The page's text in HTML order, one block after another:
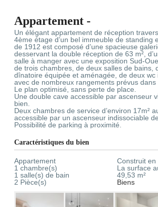
Appartement -
Un élégant appartement de réception
4ème étage d’un bel immeuble de standing
de 1912 est composé d’une spacieuse
desservant la double réception de 63 m²,
salle à manger avec une exposition Sud-
de trois chambres, de deux salles de bains,
dînatoire équipée et aménagée, de deux wc
avec de nombreux rangements prévus dans
Le plan optimisé, sans perte de place.
Une double cave accessible par ascenseur
bien.
Deux chambres de service d’environ 17m²
accessible par un ascenseur indissociable
Possibilité de parking à proximité.
Caractéristiques du bien
Appartement
1 chambre(s)
1 salle(s) de bain
2 Pièce(s)
Construit en
La surface
49,53 m²
Biens